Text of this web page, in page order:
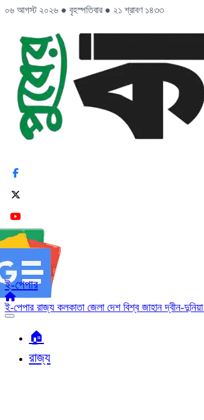
০৬ আগস্ট ২০২৬ ● বৃহস্পতিবার ● ২১ শ্রাবণ ১৪৩৩
ই-পেপার
ই-পেপার রাজ্য কলকাতা জেলা দেশ বিশ্ব জাহানদ্বীন-দুনিয়া
🏠︎
রাজ্য